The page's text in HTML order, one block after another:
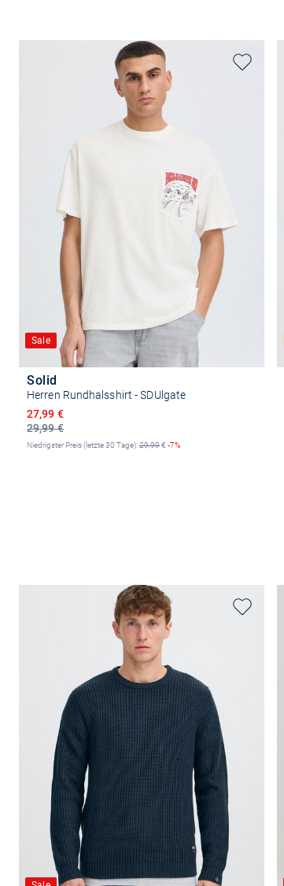
Sale
Solid
Herren Rundhalsshirt - SDUlgate
29,99 €
Ermäßigter Preis
27,99 €
Niedrigster Preis (letzte 30 Tage):29,99€ -7%